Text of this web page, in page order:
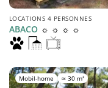
LOCATIONS 4 PERSONNES
ABACO ☼ ☼ ☼ ☼
Mobil-home ≃ 30 m²